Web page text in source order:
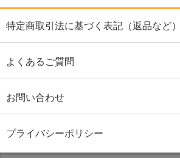
特定商取引法に基づく表記（返品など）
よくあるご質問
お問い合わせ
プライバシーポリシー